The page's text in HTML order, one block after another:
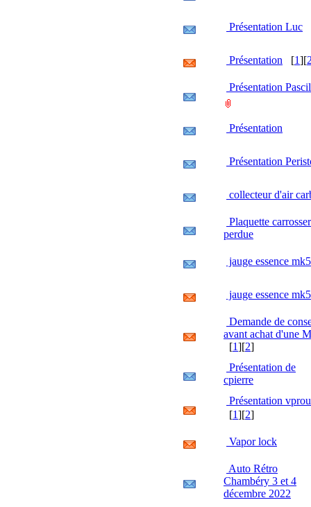
Présentation Luc
Présentation [1][
Présentation
Présentation
Présentation
collecteur d'air
Plaquette
perdue
jauge essence mk5
jauge essence mk5
Demande de
avant achat d'une
[1][2]
Présentation de
cpierre
Présentation vprou
[1][2]
Vapor lock
Auto Rétro
Chambéry 3 et 4
décembre 2022